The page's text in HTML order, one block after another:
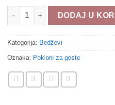
Bedž b200 količina
DODAJ U
Kategorija: Bedževi
Oznaka: Pokloni za goste